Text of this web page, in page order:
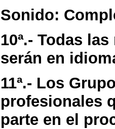
Sonido:
10ª.- Todas
serán en
11ª.- Los
profesionales
parte en el